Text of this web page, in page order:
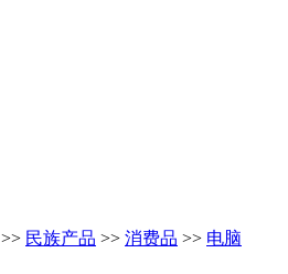
>> 民族产品 >> 消费品 >> 电脑